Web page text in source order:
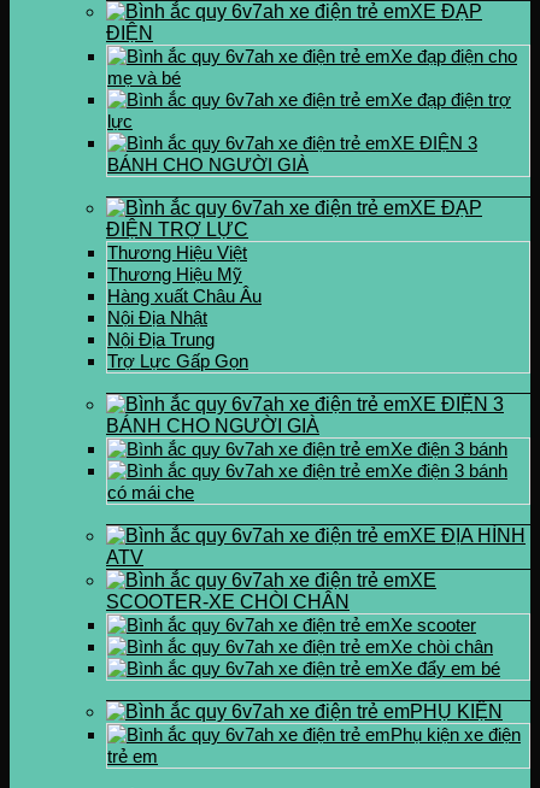
XE ĐẠP
ĐIỆN
Xe đạp điện cho
mẹ và bé
Xe đạp điện trợ
lực
XE ĐIỆN 3
BÁNH CHO NGƯỜI GIÀ
XE ĐẠP
ĐIỆN TRỢ LỰC
Thương Hiệu Việt
Thương Hiệu Mỹ
Hàng xuất Châu Âu
Nội Địa Nhật
Nội Địa Trung
Trợ Lực Gấp Gọn
XE ĐIỆN 3
BÁNH CHO NGƯỜI GIÀ
Xe điện 3 bánh
Xe điện 3 bánh
có mái che
XE ĐỊA HÌNH
ATV
XE
SCOOTER-XE CHÒI CHÂN
Xe scooter
Xe chòi chân
Xe đẩy em bé
PHỤ KIỆN
Phụ kiện xe điện
trẻ em